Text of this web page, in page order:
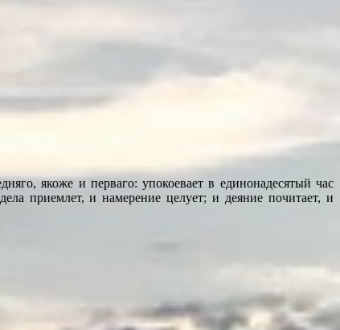
якоже и перваго: упокоевает в единонадесятый час
приемлет, и намерение целует; и деяние почитает, и